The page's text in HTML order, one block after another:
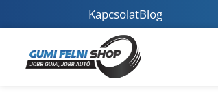
KapcsolatBlog